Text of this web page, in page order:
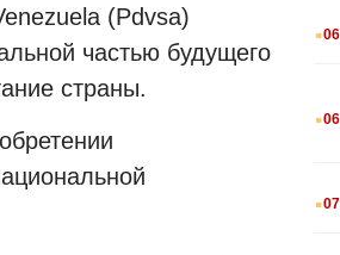
(Pdvsa)
частью будущего
страны.
.
.
.